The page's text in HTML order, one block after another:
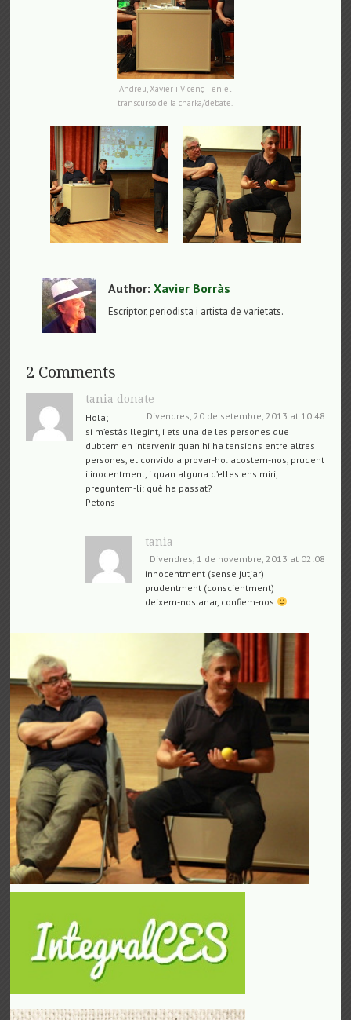
Andreu, Xavier i Vicenç i en el
transcurso de la charka/debate.
Author:Xavier Borràs
Escriptor, periodista i artista de varietats.
2 Comments
tania donate
Divendres, 20 de setembre, 2013 at 10:48
Hola;
si m’estàs llegint, i ets una de les persones que
dubtem en intervenir quan hi ha tensions entre altres
persones, et convido a provar-ho: acostem-nos, prudent
i inocentment, i quan alguna d’elles ens miri,
preguntem-li: què ha passat?
Petons
tania
Divendres, 1 de novembre, 2013 at 02:08
innocentment (sense jutjar)
prudentment (conscientment)
deixem-nos anar, confiem-nos